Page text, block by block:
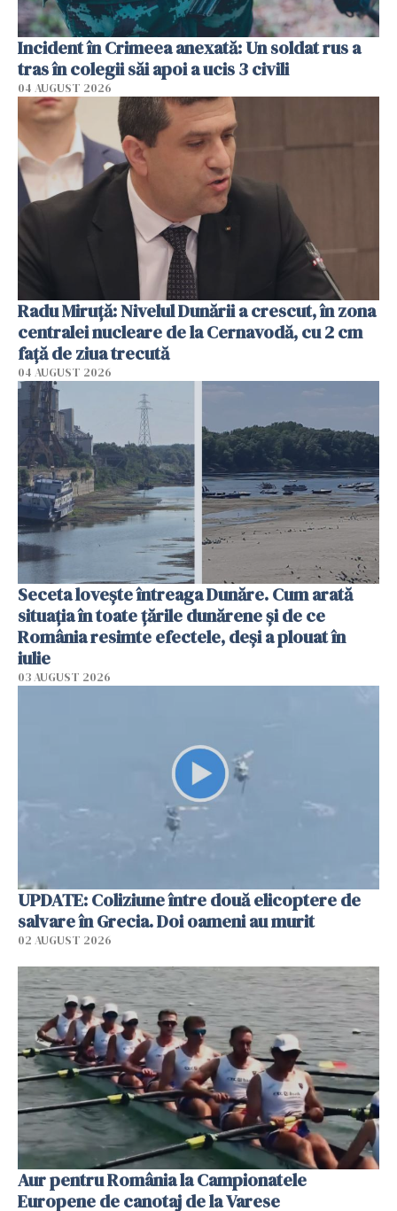
Incident în Crimeea anexată: Un soldat rus a
tras în colegii săi apoi a ucis 3 civili
04 AUGUST 2026
Radu Miruţă: Nivelul Dunării a crescut, în zona
centralei nucleare de la Cernavodă, cu 2 cm
faţă de ziua trecută
04 AUGUST 2026
Seceta lovește întreaga Dunăre. Cum arată
situația în toate țările dunărene și de ce
România resimte efectele, deși a plouat în
iulie
03 AUGUST 2026
UPDATE: Coliziune între două elicoptere de
salvare în Grecia. Doi oameni au murit
02 AUGUST 2026
Aur pentru România la Campionatele
Europene de canotaj de la Varese